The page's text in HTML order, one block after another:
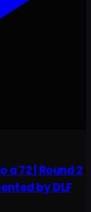
72 | Round 2
by DLF